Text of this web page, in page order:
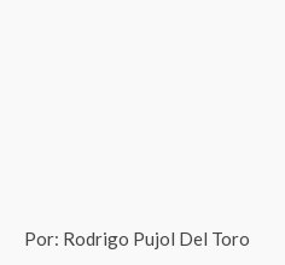
Por: Rodrigo Pujol Del Toro